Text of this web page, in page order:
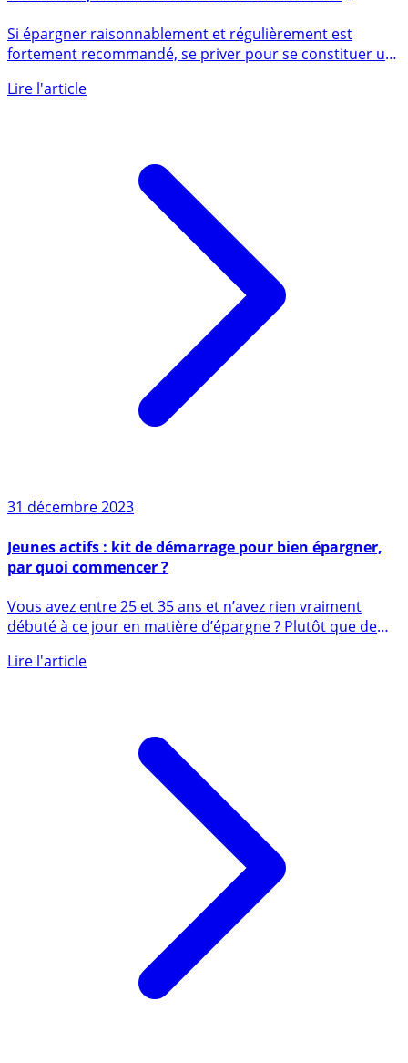
à outrance, victimes de l’influence néfaste des
réseaux sociaux
fortement recommandé, se priver pour se constituer un
31 décembre 2023
par quoi commencer ?
débuté à ce jour en matière d’épargne ? Plutôt que de